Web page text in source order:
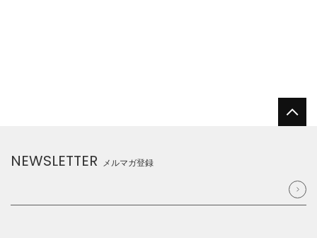
NEWSLETTER メルマガ登録